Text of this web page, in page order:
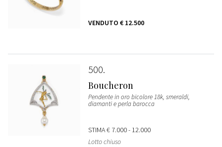
VENDUTO € 12.500
500
Boucheron
Pendente in oro bicolore 18k, smeraldi,
diamanti e perla barocca
STIMA€ 7.000 - 12.000
Lotto chiuso